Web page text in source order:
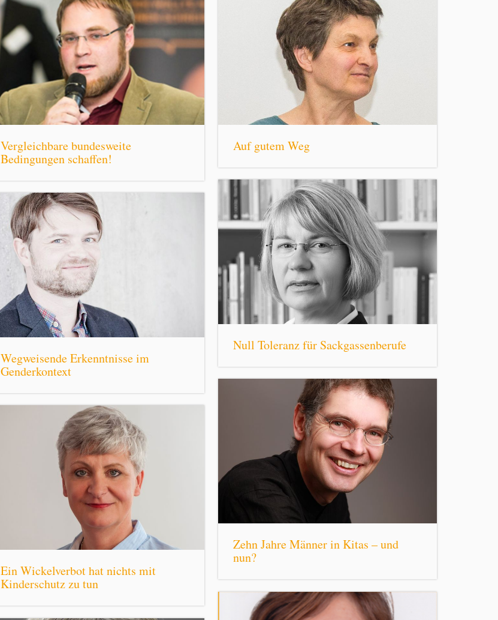
Vergleichbare bundesweite
Bedingungen schaffen!
Auf gutem Weg
Null Toleranz für Sackgassenberufe
Wegweisende Erkenntnisse im
Genderkontext
Zehn Jahre Männer in Kitas – und
nun?
Ein Wickelverbot hat nichts mit
Kinderschutz zu tun